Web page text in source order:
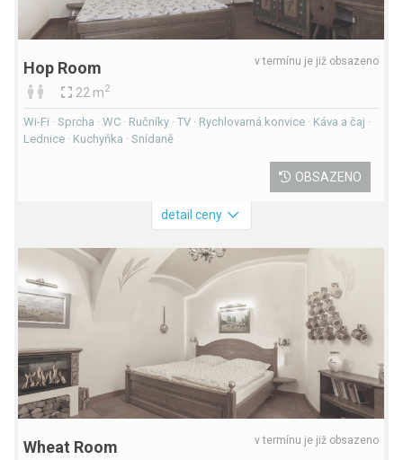
Hop Room
22 m2
v termínu je již obsazeno
Wi-Fi · Sprcha · WC · Ručníky · TV · Rychlovarná konvice · Káva a čaj ·
Lednice · Kuchyňka · Snídaně
OBSAZENO
detail ceny
Wheat Room v termínu je již obsazeno